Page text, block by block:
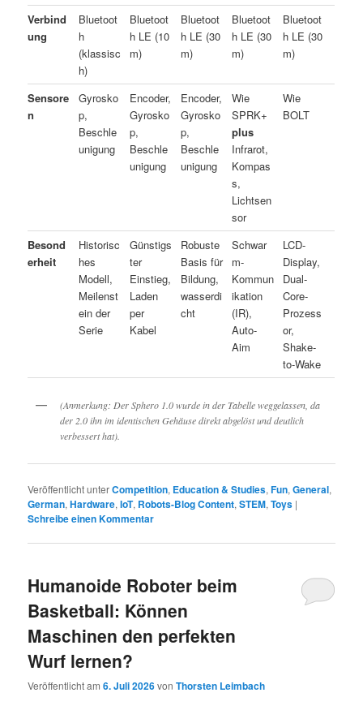
Verbind
ung
Bluetoot
h
(klassisc
h)
Bluetoot
h LE (10
m)
Bluetoot
h LE (30
m)
Bluetoot
h LE (30
m)
Bluetoot
h LE (30
m)
Sensore
n
Gyrosko
p,
Beschle
unigung
Encoder,
Gyrosko
p,
Beschle
unigung
Encoder,
Gyrosko
p,
Beschle
unigung
Wie
SPRK+
plus
Infrarot,
Kompas
s,
Lichtsen
sor
Wie
BOLT
Besond
erheit
Historisc
hes
Modell,
Meilenst
ein der
Serie
Günstigs
ter
Einstieg,
Laden
per
Kabel
Robuste
Basis für
Bildung,
wasserdi
cht
Schwar
m-
Kommun
ikation
(IR),
Auto-
Aim
LCD-
Display,
Dual-
Core-
Prozess
or,
Shake-
to-Wake
(Anmerkung: Der Sphero 1.0 wurde in der Tabelle weggelassen, da
der 2.0 ihn im identischen Gehäuse direkt abgelöst und deutlich
verbessert hat).
Veröffentlicht unterCompetition, Education & Studies,Fun,General,
German,Hardware,IoT, Robots-Blog Content,STEM,Toys |
Schreibe einen Kommentar
Humanoide Roboter beim
Basketball: Können
Maschinen den perfekten
Wurf lernen?
Veröffentlicht am6. Juli 2026vonThorsten Leimbach